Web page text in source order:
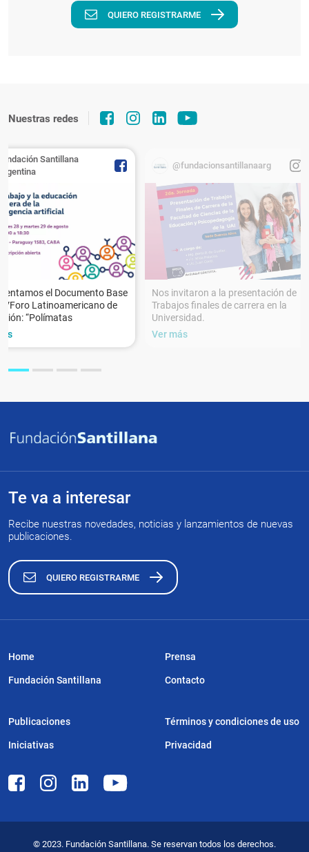
QUIERO REGISTRARME
Nuestras redes
Santillana
el Documento Base
Latinoamericano de
“Polímatas
@fundacionsantillanaarg
Nos invitaron a la presentación de
Trabajos finales de carrera en la
Universidad.
Ver más
Te va a interesar
Recibe nuestras novedades, noticias y lanzamientos de nuevas
publicaciones.
QUIERO REGISTRARME
Home
Fundación Santillana
Publicaciones
Iniciativas
Prensa
Contacto
Términos y condiciones de uso
Privacidad
© 2023. Fundación Santillana. Se reservan todos los derechos.